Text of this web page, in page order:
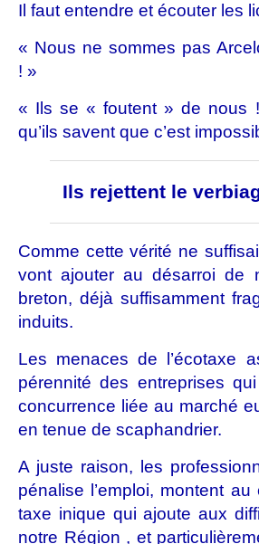
Il faut entendre et écouter les
« Nous ne sommes pas
! »
« Ils se « foutent » de nous
qu’ils savent que c’est
Ils rejettent le
Comme cette vérité ne
vont ajouter au désarroi de
breton, déjà suffisamment
induits.
Les menaces de l’écotaxe
pérennité des entreprises
concurrence liée au marché
en tenue de scaphandrier.
A juste raison, les
pénalise l’emploi, montent
taxe inique qui ajoute aux
notre Région , et